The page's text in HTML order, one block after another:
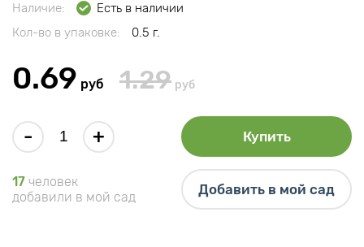
Наличие:
Есть в наличии
Кол-во в упаковке:
0.5 г.
0.69 руб 1.29 руб
- + Купить
17 человек
добавили в мой сад
Добавить в мой сад